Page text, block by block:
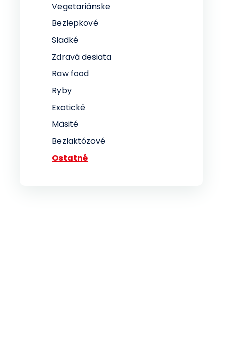
Vegetariánske
Bezlepkové
Sladké
Zdravá desiata
Raw food
Ryby
Exotické
Mäsité
Bezlaktózové
Ostatné